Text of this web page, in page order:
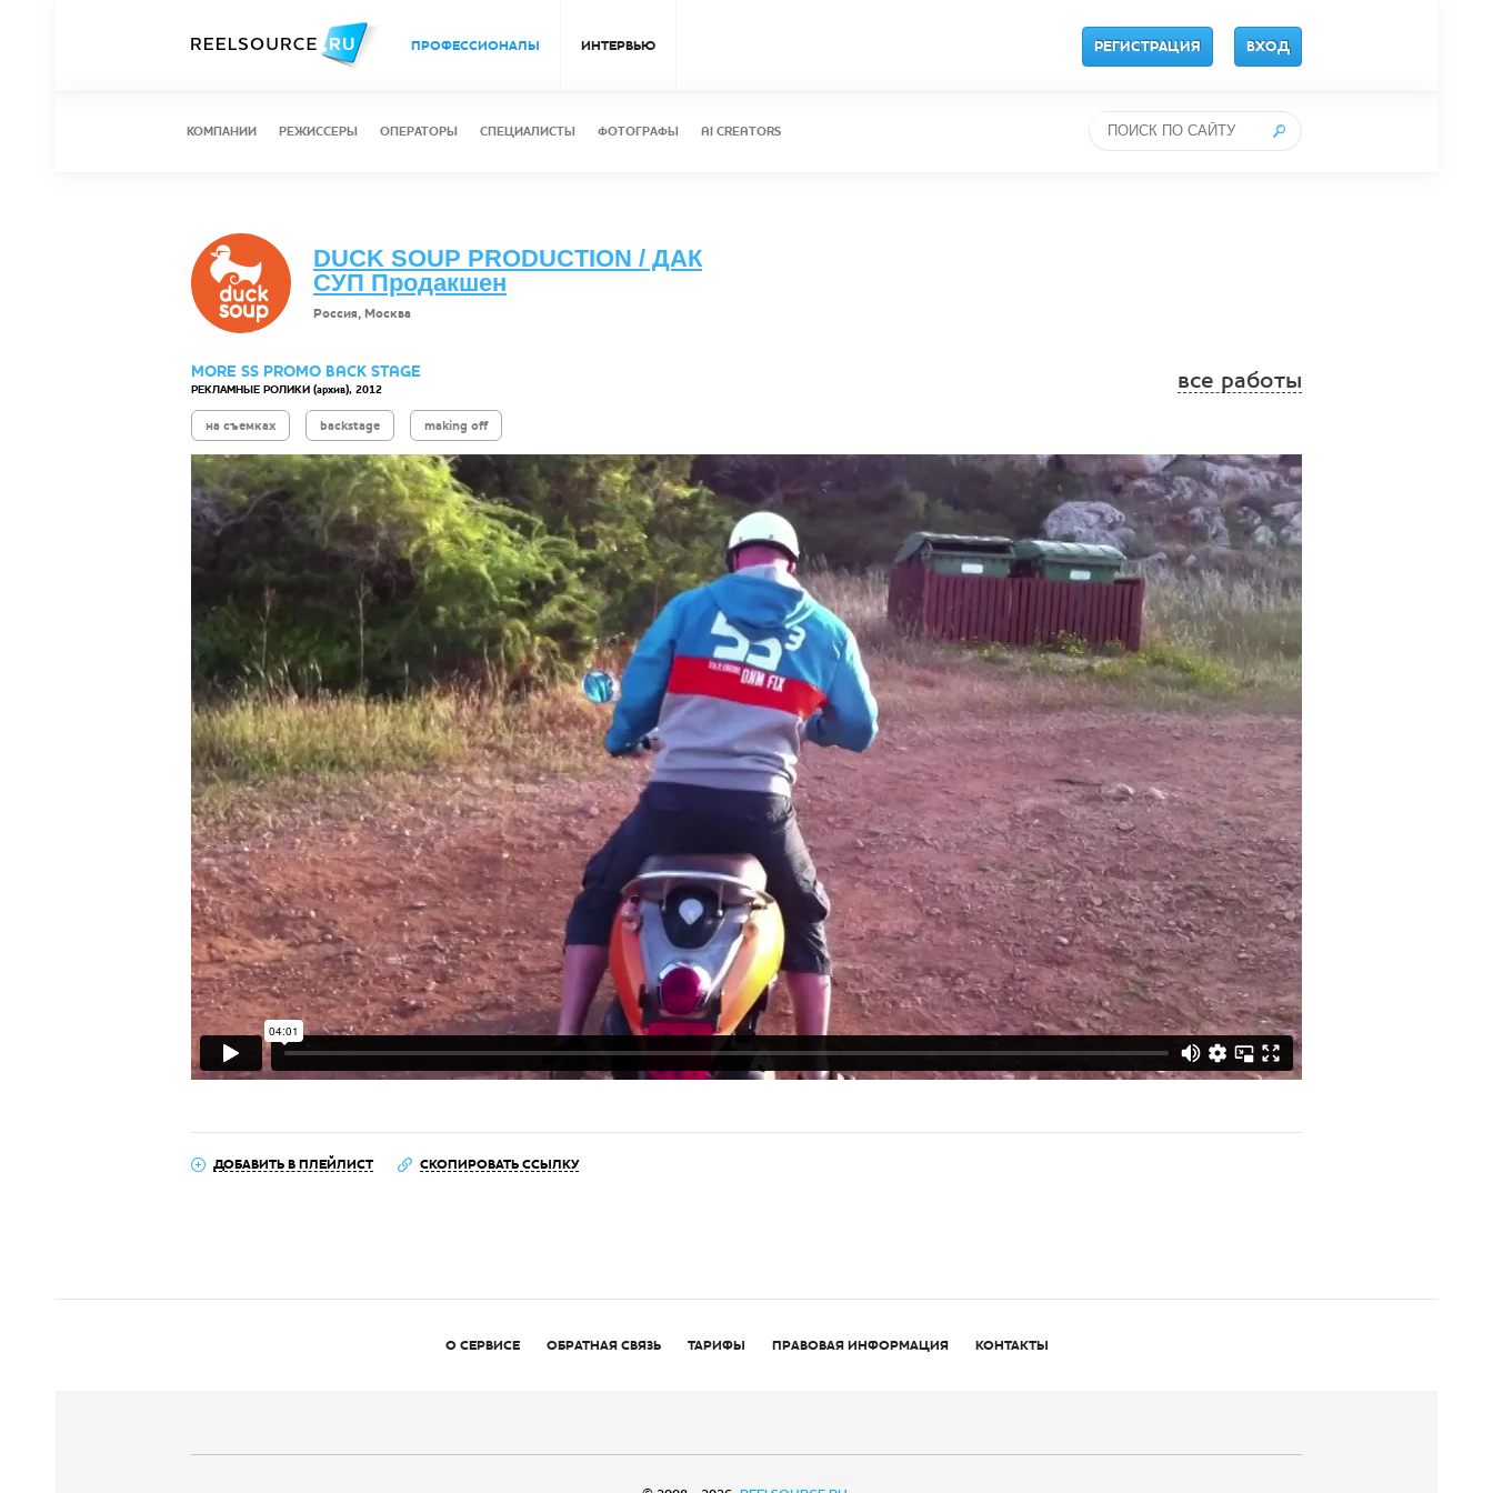
ПРОФЕССИОНАЛЫ ИНТЕРВЬЮ РЕГИСТРАЦИЯ ВХОД
КОМПАНИИ РЕЖИССЕРЫ ОПЕРАТОРЫ СПЕЦИАЛИСТЫ ФОТОГРАФЫ AI CREATORS
DUCK SOUP PRODUCTION / ДАК
СУП Продакшен
Россия, Москва
MORE SS PROMO BACK STAGE все работы
РЕКЛАМНЫЕ РОЛИКИ (архив), 2012
на съемках backstage making off
ДОБАВИТЬ В ПЛЕЙЛИСТ СКОПИРОВАТЬ ССЫЛКУ
О СЕРВИСЕ ОБРАТНАЯ СВЯЗЬ ТАРИФЫ ПРАВОВАЯ ИНФОРМАЦИЯ КОНТАКТЫ